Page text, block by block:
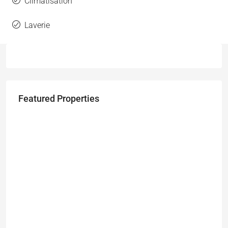
Laverie
Featured Properties